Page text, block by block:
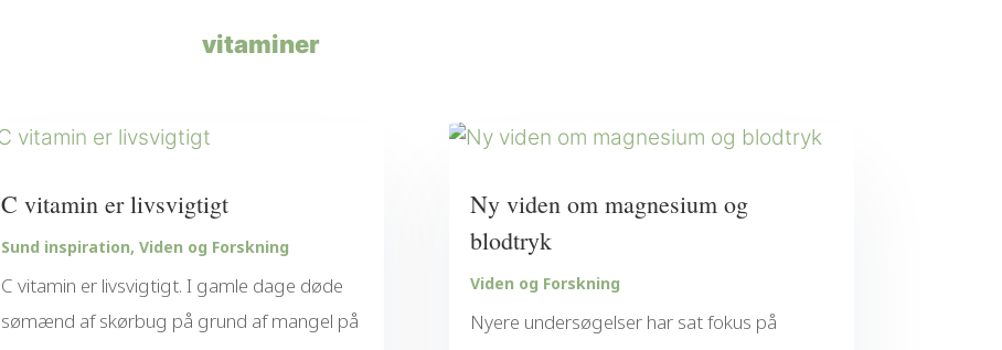
vitaminer
C vitamin er livsvigtigt
Sund inspiration, Viden og Forskning
C vitamin er livsvigtigt. I gamle dage døde
sømænd af skørbug på grund af mangel på
Ny viden om magnesium og
blodtryk
Viden og Forskning
Nyere undersøgelser har sat fokus på